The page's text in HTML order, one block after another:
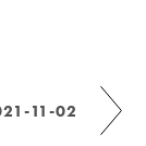
11-02